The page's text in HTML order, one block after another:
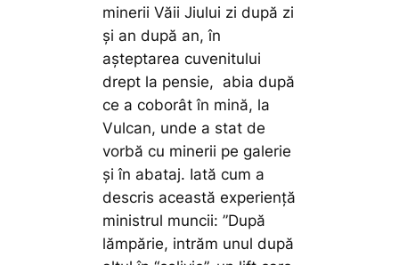
minerii Văii Jiului zi după zi
și an după an, în
așteptarea cuvenitului
drept la pensie, abia după
ce a coborât în mină, la
Vulcan, unde a stat de
vorbă cu minerii pe galerie
și în abataj. Iată cum a
descris această experiență
ministrul muncii:”După
lămpărie, intrăm unul după